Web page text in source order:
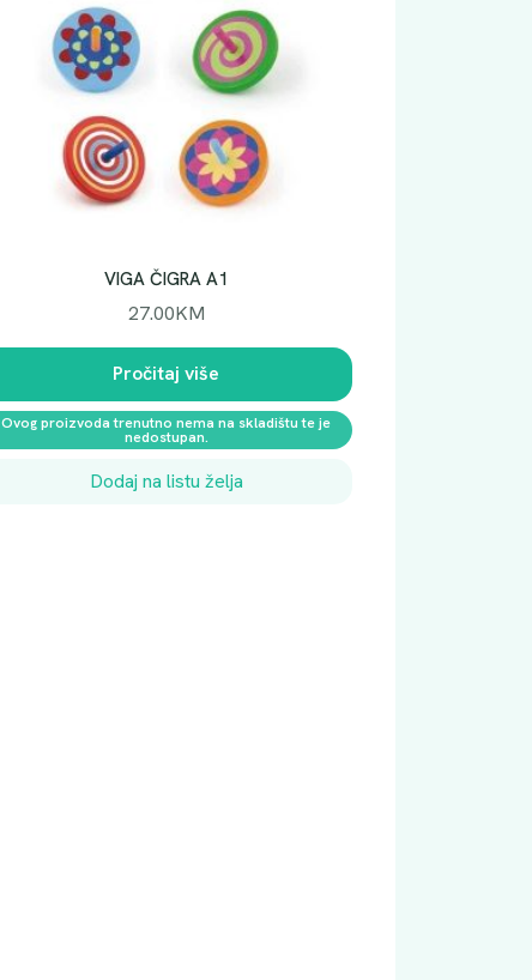
VIGA ČIGRA A1
27.00KM
Pročitaj više
Ovog proizvoda trenutno nema na skladištu te je
nedostupan.
Dodaj na listu želja